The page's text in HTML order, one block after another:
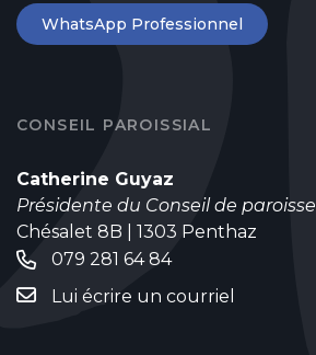
WhatsApp Professionnel
CONSEIL PAROISSIAL
Catherine Guyaz
Présidente du Conseil de paroisse
Chésalet 8B | 1303 Penthaz
079 281 64 84
Lui écrire un courriel